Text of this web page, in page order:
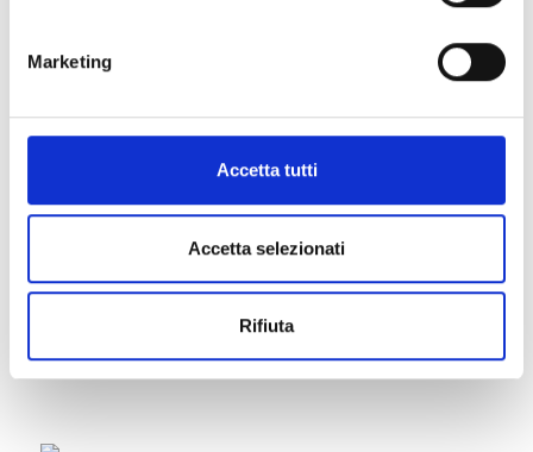
Marketing
Accetta tutti
Accetta selezionati
Rifiuta